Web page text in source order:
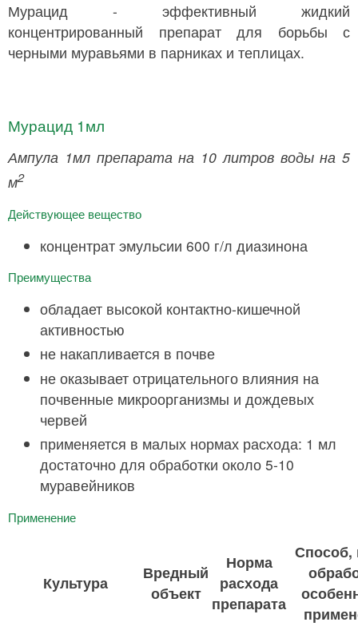
Мурацид - эффективный жидкий
концентрированный препарат для борьбы с
черными муравьями в парниках и теплицах.
Мурацид 1мл
Ампула 1мл препарата на 10 литров воды на 5
м2
Действующее вещество
концентрат эмульсии 600 г/л диазинона
Преимущества
обладает высокой контактно-кишечной
активностью
не накапливается в почве
не оказывает отрицательного влияния на
почвенные микроорганизмы и дождевых
червей
применяется в малых нормах расхода: 1 мл
достаточно для обработки около 5-10
муравейников
Применение
Культура
Вредный
объект
Норма
расхода
препарата
Способ,